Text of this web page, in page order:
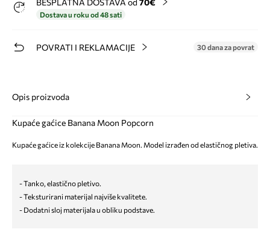
BESPLATNA DOSTAVA od 70€
Dostava u roku od 48 sati
POVRATI I REKLAMACIJE 30 dana za povrat
Opis proizvoda
Kupaće gaćice Banana Moon Popcorn
Kupaće gaćice iz kolekcije Banana Moon. Model izrađen od elastičnog pletiva.
- Tanko, elastično pletivo.
- Teksturirani materijal najviše kvalitete.
- Dodatni sloj materijala u obliku podstave.